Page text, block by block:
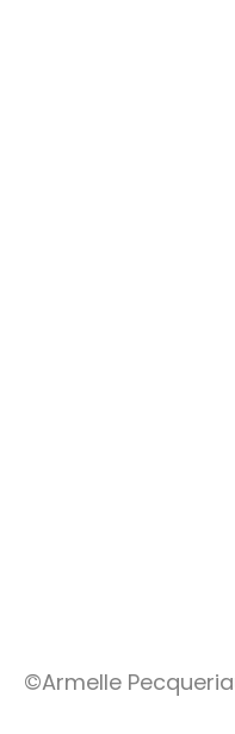
©Armelle